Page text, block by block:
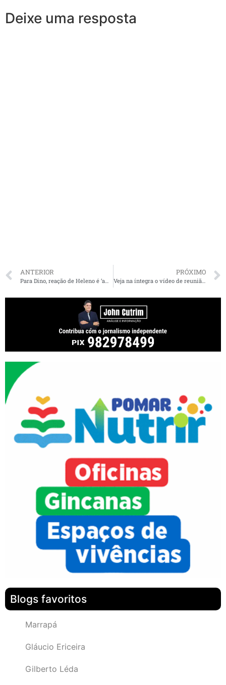
Deixe uma resposta
ANTERIOR PRÓXIMO
Veja na íntegra o vídeo de reunião ministerial de Bolsonaro autorizado pelo ministro Celso de Mello
Blogs favoritos
Marrapá
Gláucio Ericeira
Gilberto Léda